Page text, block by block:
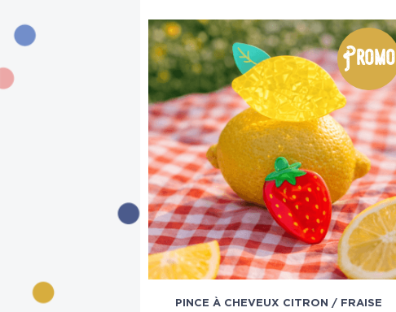
Promo
PINCE À CHEVEUX CITRON / FRAISE